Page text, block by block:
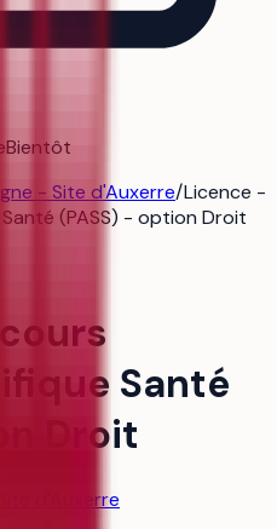
Bientôt
- Site d'Auxerre/Licence -
(PASS) - option Droit
Santé
Droit
d'Auxerre